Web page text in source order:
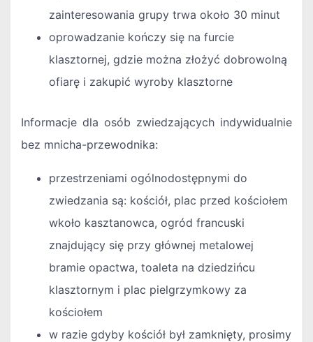
zainteresowania grupy trwa około 30 minut
oprowadzanie kończy się na furcie
klasztornej, gdzie można złożyć dobrowolną
ofiarę i zakupić wyroby klasztorne
Informacje dla osób zwiedzających indywidualnie
bez mnicha-przewodnika:
przestrzeniami ogólnodostępnymi do
zwiedzania są: kościół, plac przed kościołem
wkoło kasztanowca, ogród francuski
znajdujący się przy głównej metalowej
bramie opactwa, toaleta na dziedzińcu
klasztornym i plac pielgrzymkowy za
kościołem
w razie gdyby kościół był zamknięty, prosimy